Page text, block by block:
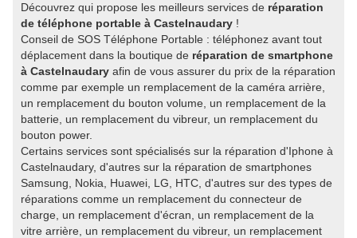
Découvrez qui propose les meilleurs services de réparation
de téléphone portable à Castelnaudary !
Conseil de SOS Téléphone Portable : téléphonez avant tout
déplacement dans la boutique de réparation de smartphone
à Castelnaudary afin de vous assurer du prix de la réparation
comme par exemple un remplacement de la caméra arrière,
un remplacement du bouton volume, un remplacement de la
batterie, un remplacement du vibreur, un remplacement du
bouton power.
Certains services sont spécialisés sur la réparation d'Iphone à
Castelnaudary, d'autres sur la réparation de smartphones
Samsung, Nokia, Huawei, LG, HTC, d'autres sur des types de
réparations comme un remplacement du connecteur de
charge, un remplacement d'écran, un remplacement de la
vitre arrière, un remplacement du vibreur, un remplacement